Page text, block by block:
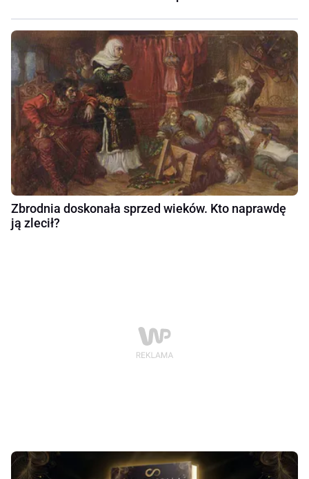
Zbrodnia doskonała sprzed wieków. Kto naprawdę
ją zlecił?